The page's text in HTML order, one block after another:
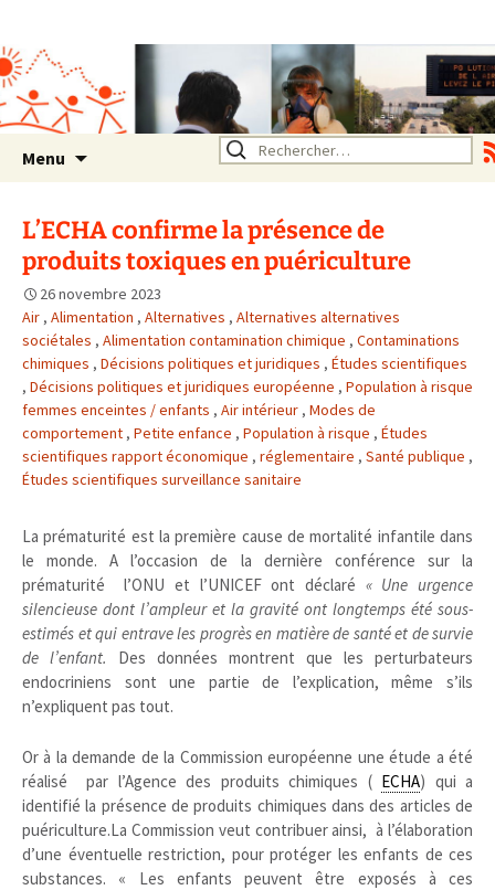
Rhône Alpes
Un environnement sain pour
la santé de tous
Menu Rechercher :
L’ECHA confirme la présence de
produits toxiques en puériculture
26 novembre 2023
Air , Alimentation , Alternatives , Alternatives alternatives
sociétales , Alimentation contamination chimique , Contaminations
chimiques , Décisions politiques et juridiques , Études scientifiques
, Décisions politiques et juridiques européenne , Population à risque
femmes enceintes / enfants , Air intérieur , Modes de
comportement , Petite enfance , Population à risque , Études
scientifiques rapport économique , réglementaire , Santé publique ,
Études scientifiques surveillance sanitaire
La prématurité est la première cause de mortalité infantile dans
le monde. A l’occasion de la dernière conférence sur la
prématurité l’ONU et l’UNICEF ont déclaré « Une urgence
silencieuse dont l’ampleur et la gravité ont longtemps été sous-
estimés et qui entrave les progrès en matière de santé et de survie
de l’enfant. Des données montrent que les perturbateurs
endocriniens sont une partie de l’explication, même s’ils
n’expliquent pas tout.
Or à la demande de la Commission européenne une étude a été
réalisé par l’Agence des produits chimiques ( ECHA) qui a
identifié la présence de produits chimiques dans des articles de
puériculture.La Commission veut contribuer ainsi, à l’élaboration
d’une éventuelle restriction, pour protéger les enfants de ces
substances. « Les enfants peuvent être exposés à ces